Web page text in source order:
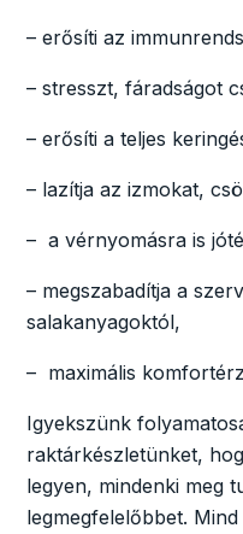
– erősíti az
– stresszt, fáradságot
– erősíti a teljes
– lazítja az izmokat,
– a vérnyomásra is
– megszabadítja a
salakanyagoktól,
– maximális
Igyekszünk
raktárkészletünket,
legyen, mindenki meg
legmegfelelőbbet.